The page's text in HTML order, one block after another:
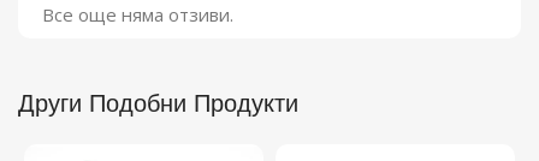
Все още няма отзиви.
Други Подобни Продукти